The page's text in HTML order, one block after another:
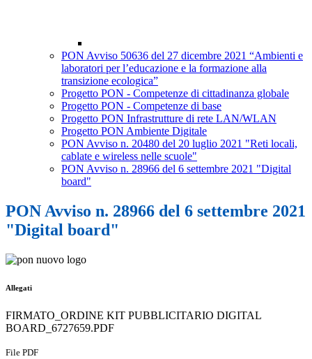
PON Avviso 50636 del 27 dicembre 2021 “Ambienti e
laboratori per l’educazione e la formazione alla
transizione ecologica”
Progetto PON - Competenze di cittadinanza globale
Progetto PON - Competenze di base
Progetto PON Infrastrutture di rete LAN/WLAN
Progetto PON Ambiente Digitale
PON Avviso n. 20480 del 20 luglio 2021 "Reti locali,
cablate e wireless nelle scuole"
PON Avviso n. 28966 del 6 settembre 2021 "Digital
board"
PON Avviso n. 28966 del 6 settembre 2021
"Digital board"
Allegati
FIRMATO_ORDINE KIT PUBBLICITARIO DIGITAL
BOARD_6727659.PDF
File PDF